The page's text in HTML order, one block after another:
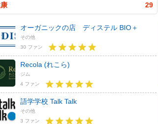
29
オーガニックの店 ディステル BIO＋
その他
30 ファン
Recola (れこら)
ジム
4 ファン
語学学校 Talk Talk
その他
3 ファン